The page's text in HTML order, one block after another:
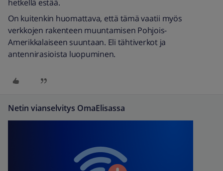
hetkellä estää.
On kuitenkin huomattava, että tämä vaatii myös
verkkojen rakenteen muuntamisen Pohjois-
Amerikkalaiseen suuntaan. Eli tähtiverkot ja
antennirasioista luopuminen.
Netin vianselvitys OmaElisassa